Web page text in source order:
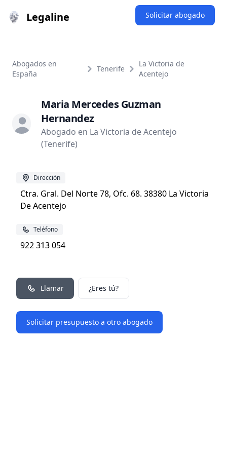
Legaline Solicitar abogado
Abogados en
España
Tenerife
La Victoria de
Acentejo
Maria Mercedes Guzman
Hernandez
Abogado en La Victoria de Acentejo
(Tenerife)
Dirección
Ctra. Gral. Del Norte 78, Ofc. 68. 38380 La Victoria
De Acentejo
Teléfono
922 313 054
Llamar ¿Eres tú?
Solicitar presupuesto a otro abogado